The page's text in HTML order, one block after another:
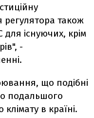
регулятора також
для існуючих, крім
-
що подібні
подальшого
в країні.